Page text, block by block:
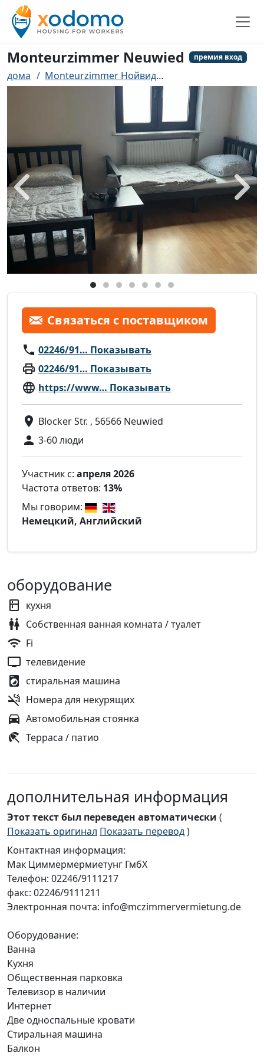
Monteurzimmer Neuwied премия вход
дома Monteurzimmer Нойвид
назад
Связаться с поставщиком
02246/91… Показывать
02246/91… Показывать
https://www… Показывать
Blocker Str. , 56566 Neuwied
3-60 люди
Участник с: апреля 2026
Частота ответов: 13%
Мы говорим:
Немецкий, Английский
оборудование
кухня
Собственная ванная комната / туалет
Fi
телевидение
стиральная машина
Номера для некурящих
Автомобильная стоянка
Терраса / патио
дополнительная информация
Этот текст был переведен автоматически (
Показать оригинал Показать перевод)
Контактная информация:
Мак Циммермермиетунг ГмбХ
Телефон: 02246/9111217
факс: 02246/9111211
Электронная почта: info@mczimmervermietung.de
Оборудование:
Ванна
Кухня
Общественная парковка
Телевизор в наличии
Интернет
Две односпальные кровати
Стиральная машина
Балкон